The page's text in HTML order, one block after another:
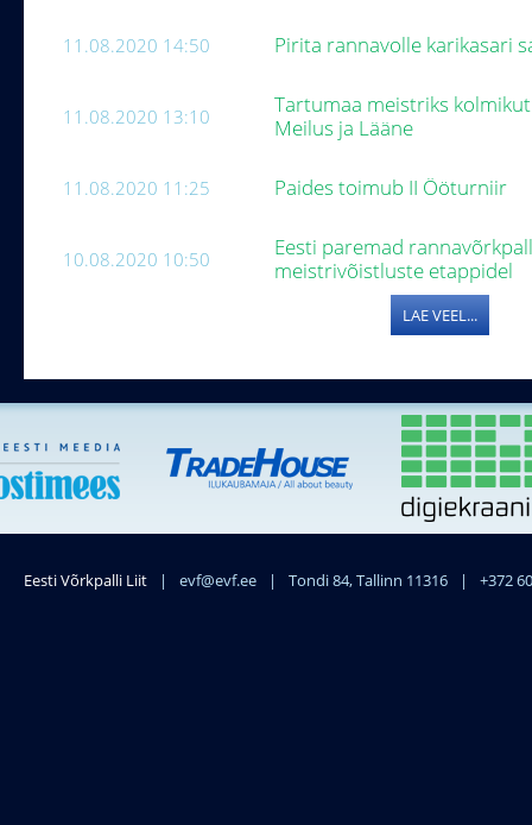
11.08.2020 14:50 Pirita rannavolle karikasari
11.08.2020 13:10
Tartumaa meistriks
Meilus ja Lääne
11.08.2020 11:25 Paides toimub II Ööturniir
10.08.2020 10:50
Eesti paremad
meistrivõistluste etappidel
LAE VEEL...
Eesti Võrkpalli Liit | evf@evf.ee | Tondi 84, Tallinn 11316 | +372